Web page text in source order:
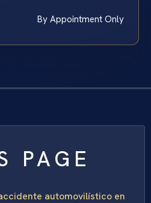
By Appointment Only
PAGE
automovilístico en